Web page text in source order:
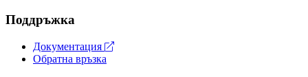
Поддръжка
Документация
Обратна връзка